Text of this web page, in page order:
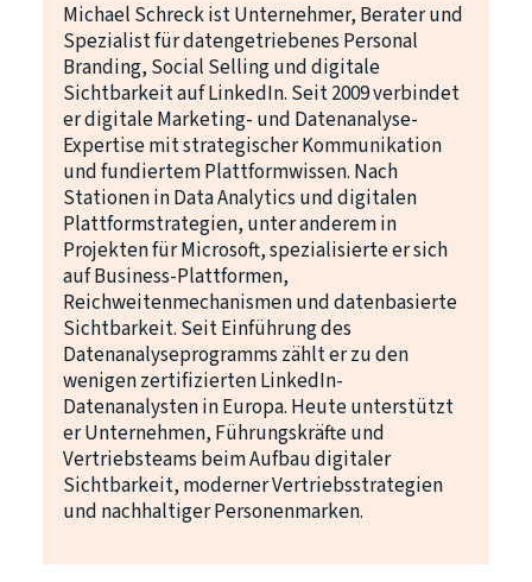
Michael Schreck ist Unternehmer, Berater und
Spezialist für datengetriebenes Personal
Branding, Social Selling und digitale
Sichtbarkeit auf LinkedIn. Seit 2009 verbindet
er digitale Marketing- und Datenanalyse-
Expertise mit strategischer Kommunikation
und fundiertem Plattformwissen. Nach
Stationen in Data Analytics und digitalen
Plattformstrategien, unter anderem in
Projekten für Microsoft, spezialisierte er sich
auf Business-Plattformen,
Reichweitenmechanismen und datenbasierte
Sichtbarkeit. Seit Einführung des
Datenanalyseprogramms zählt er zu den
wenigen zertifizierten LinkedIn-
Datenanalysten in Europa. Heute unterstützt
er Unternehmen, Führungskräfte und
Vertriebsteams beim Aufbau digitaler
Sichtbarkeit, moderner Vertriebsstrategien
und nachhaltiger Personenmarken.